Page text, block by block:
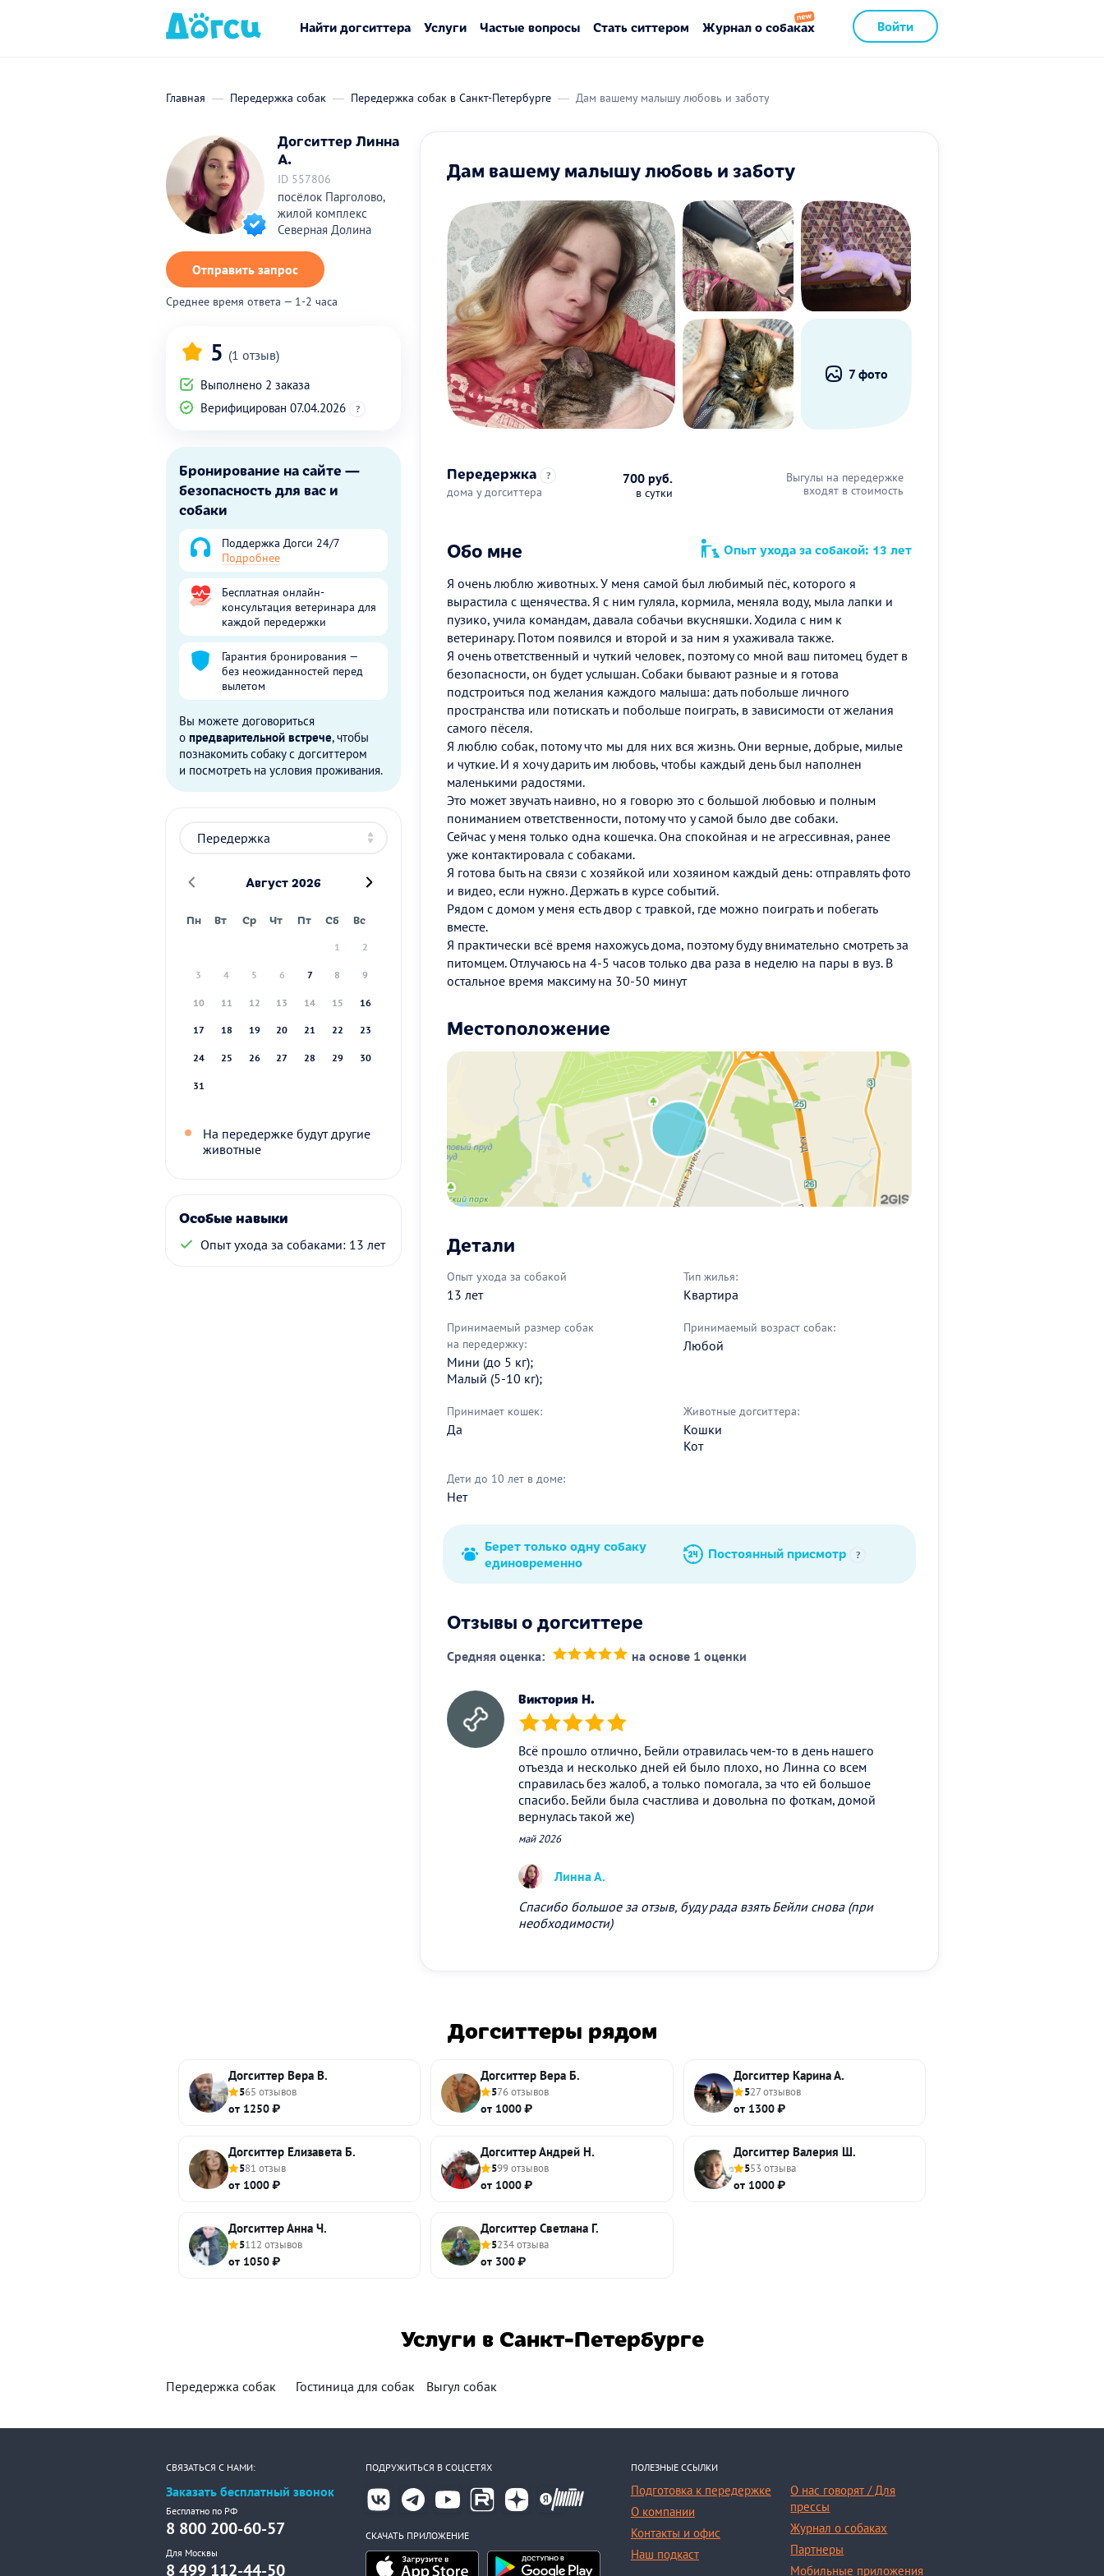
Войти
Найти догситтера Услуги Частые вопросы Стать ситтером Журнал о собаках
Главная Передержка собак Передержка собак в Санкт-Петербурге Дам вашему малышу любовь и заботу
Догситтер Линна
А.
ID 557806
посёлок Парголово,
жилой комплекс
Северная Долина
Отправить запрос
Среднее время ответа — 1-2 часа
5 (1 отзыв)
Выполнено 2 заказа
Верифицирован 07.04.2026
?
Бронирование на сайте —
безопасность для вас и
собаки
Поддержка Догси 24/7
Подробнее
Бесплатная онлайн-
консультация ветеринара для
каждой передержки
Гарантия бронирования —
без неожиданностей перед
вылетом
Вы можете договориться
о предварительной встрече, чтобы
познакомить собаку с догситтером
и посмотреть на условия проживания.
Август 2026
Пн Вт Ср Чт Пт Сб Вс
1 2
3 4 5 6 7 8 9
10 11 12 13 14 15 16
17 18 19 20 21 22 23
24 25 26 27 28 29 30
31
На передержке будут другие
животные
Особые навыки
Опыт ухода за собаками: 13 лет
Дам вашему малышу любовь и заботу
7 фото
Передержка ?
дома у догситтера
700 руб.
в сутки
Выгулы на передержке
входят в стоимость
Обо мне Опыт ухода за собакой: 13 лет
Я очень люблю животных. У меня самой был любимый пёс, которого я
вырастила с щенячества. Я с ним гуляла, кормила, меняла воду, мыла лапки и
пузико, учила командам, давала собачьи вкусняшки. Ходила с ним к
ветеринару. Потом появился и второй и за ним я ухаживала также.
Я очень ответственный и чуткий человек, поэтому со мной ваш питомец будет в
безопасности, он будет услышан. Собаки бывают разные и я готова
подстроиться под желания каждого малыша: дать побольше личного
пространства или потискать и побольше поиграть, в зависимости от желания
самого пёселя.
Я люблю собак, потому что мы для них вся жизнь. Они верные, добрые, милые
и чуткие. И я хочу дарить им любовь, чтобы каждый день был наполнен
маленькими радостями.
Это может звучать наивно, но я говорю это с большой любовью и полным
пониманием ответственности, потому что у самой было две собаки.
Сейчас у меня только одна кошечка. Она спокойная и не агрессивная, ранее
уже контактировала с собаками.
Я готова быть на связи с хозяйкой или хозяином каждый день: отправлять фото
и видео, если нужно. Держать в курсе событий.
Рядом с домом у меня есть двор с травкой, где можно поиграть и побегать
вместе.
Я практически всё время нахожусь дома, поэтому буду внимательно смотреть за
питомцем. Отлучаюсь на 4-5 часов только два раза в неделю на пары в вуз. В
остальное время максиму на 30-50 минут
Местоположение
Детали
Опыт ухода за собакой
13 лет
Тип жилья:
Квартира
Принимаемый размер собак
на передержку:
Мини (до 5 кг);
Малый (5-10 кг);
Принимаемый возраст собак:
Любой
Принимает кошек:
Да
Животные догситтера:
Кошки
Кот
Дети до 10 лет в доме:
Нет
Берет только одну собаку
единовременно
Постоянный присмотр ?
Отзывы о догситтере
Средняя оценка: на основе 1 оценки
Виктория Н.
(*) (*) (*) (*) (*)
Всё прошло отлично, Бейли отравилась чем-то в день нашего
отъезда и несколько дней ей было плохо, но Линна со всем
справилась без жалоб, а только помогала, за что ей большое
спасибо. Бейли была счастлива и довольна по фоткам, домой
вернулась такой же)
май 2026
Линна А.
Спасибо большое за отзыв, буду рада взять Бейли снова (при
необходимости)
Догситтеры рядом
Догситтер Вера В.
565 отзывов
от 1250 ₽
Догситтер Вера Б.
576 отзывов
от 1000 ₽
Догситтер Карина А.
527 отзывов
от 1300 ₽
Догситтер Елизавета Б.
581 отзыв
от 1000 ₽
Догситтер Андрей Н.
599 отзывов
от 1000 ₽
Догситтер Валерия Ш.
553 отзыва
от 1000 ₽
Догситтер Анна Ч.
5112 отзывов
от 1050 ₽
Догситтер Светлана Г.
5234 отзыва
от 300 ₽
Услуги в Санкт-Петербурге
Передержка собак Гостиница для собак Выгул собак
СВЯЗАТЬСЯ С НАМИ:
Заказать бесплатный звонок
Бесплатно по РФ
8 800 200-60-57
Для Москвы
8 499 112-44-50
ПОДРУЖИТЬСЯ В СОЦСЕТЯХ
СКАЧАТЬ ПРИЛОЖЕНИЕ
ПОЛЕЗНЫЕ ССЫЛКИ
Подготовка к передержке
О компании
Контакты и офис
Наш подкаст
О нас говорят / Для
прессы
Журнал о собаках
Партнеры
Мобильные приложения